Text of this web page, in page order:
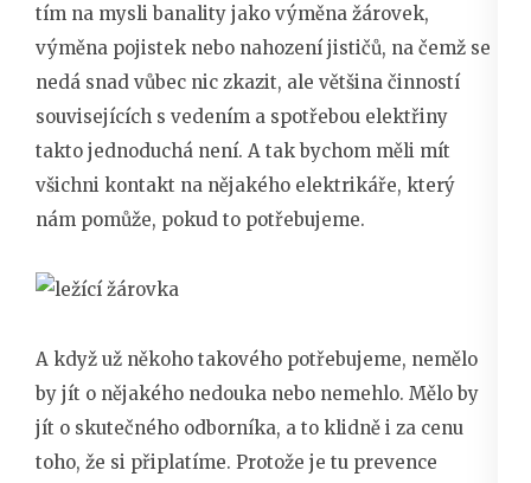
tím na mysli banality jako výměna žárovek,
výměna pojistek nebo nahození jističů, na čemž se
nedá snad vůbec nic zkazit, ale většina činností
souvisejících s vedením a spotřebou elektřiny
takto jednoduchá není. A tak bychom měli mít
všichni kontakt na nějakého elektrikáře, který
nám pomůže, pokud to potřebujeme.
A když už někoho takového potřebujeme, nemělo
by jít o nějakého nedouka nebo nemehlo. Mělo by
jít o skutečného odborníka, a to klidně i za cenu
toho, že si připlatíme. Protože je tu prevence